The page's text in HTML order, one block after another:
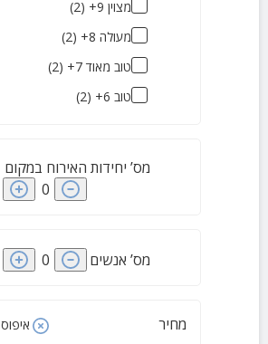
מצוין 9+ (
2
)
מעולה 8+
(
2
)
טוב מאוד 7+
(
2
)
טוב 6+
(
2
)
מס’ יחידות האירוח במקום
0
מס’ אנשים 0
מחיר איפוס